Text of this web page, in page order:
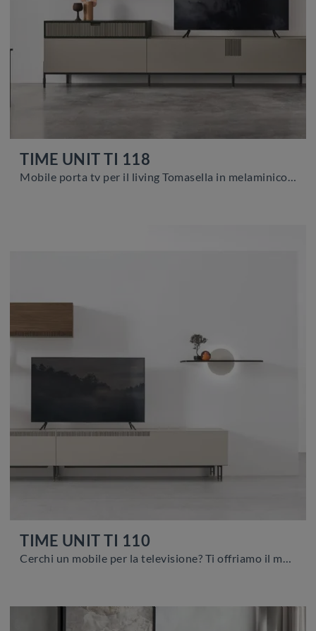
TIME UNIT TI 118
Mobile porta tv per il living Tomasella in melaminico: clicca e ottieni informazioni sul modello TIME UNIT TI 118, pensato per spazi moderni.
TIME UNIT TI 110
Cerchi un mobile per la televisione? Ti offriamo il modello TIME UNIT TI 110 di Tomasella in melaminico, pensato per spazi moderni.